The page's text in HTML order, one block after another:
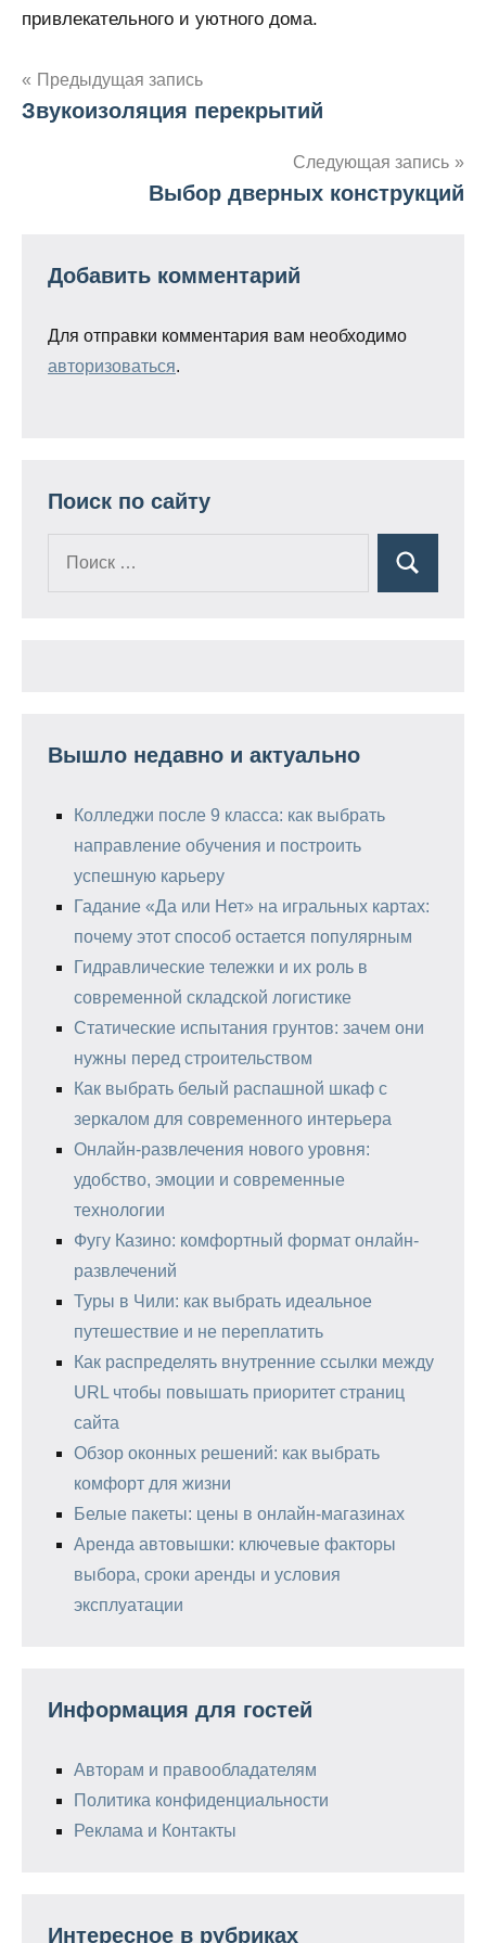
привлекательного и уютного дома.
Навигация
Предыдущая запись
Звукоизоляция перекрытий
Следующая запись
Выбор дверных конструкций
Добавить комментарий
Для отправки комментария вам необходимо
авторизоваться.
Поиск по сайту
Поиск
Вышло недавно и актуально
Колледжи после 9 класса: как выбрать
направление обучения и построить
успешную карьеру
Гадание «Да или Нет» на игральных картах:
почему этот способ остается популярным
Гидравлические тележки и их роль в
современной складской логистике
Статические испытания грунтов: зачем они
нужны перед строительством
Как выбрать белый распашной шкаф с
зеркалом для современного интерьера
Онлайн-развлечения нового уровня:
удобство, эмоции и современные
технологии
Фугу Казино: комфортный формат онлайн-
развлечений
Туры в Чили: как выбрать идеальное
путешествие и не переплатить
Как распределять внутренние ссылки между
URL чтобы повышать приоритет страниц
сайта
Обзор оконных решений: как выбрать
комфорт для жизни
Белые пакеты: цены в онлайн-магазинах
Аренда автовышки: ключевые факторы
выбора, сроки аренды и условия
эксплуатации
Информация для гостей
Авторам и правообладателям
Политика конфиденциальности
Реклама и Контакты
Интересное в рубриках